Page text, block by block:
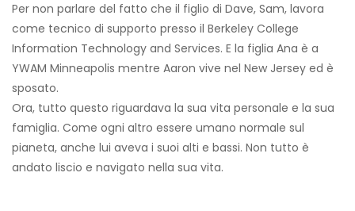
Per non parlare del fatto che il figlio di Dave, Sam, lavora
come tecnico di supporto presso il Berkeley College
Information Technology and Services. E la figlia Ana è a
YWAM Minneapolis mentre Aaron vive nel New Jersey ed è
sposato.
Ora, tutto questo riguardava la sua vita personale e la sua
famiglia. Come ogni altro essere umano normale sul
pianeta, anche lui aveva i suoi alti e bassi. Non tutto è
andato liscio e navigato nella sua vita.